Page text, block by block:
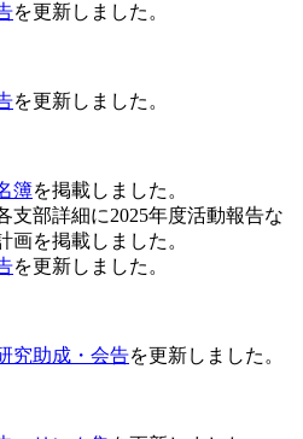
を更新しました。
を更新しました。
簿を掲載しました。
支部詳細に2025年度活動報告な
画を掲載しました。
を更新しました。
究助成・会告を更新しました。